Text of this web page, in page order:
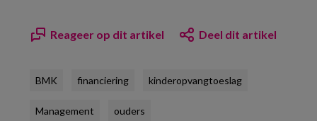
Reageer op dit artikel Deel dit artikel
BMK financiering kinderopvangtoeslag
Management ouders